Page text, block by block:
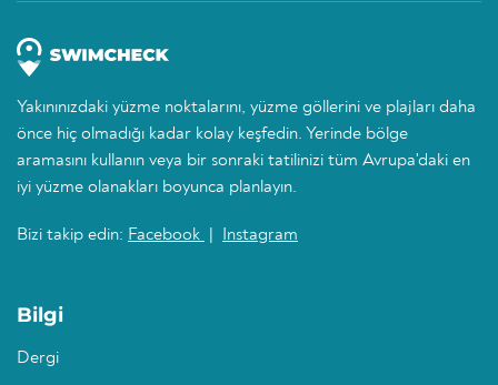
Yakınınızdaki yüzme noktalarını, yüzme göllerini ve plajları daha
önce hiç olmadığı kadar kolay keşfedin. Yerinde bölge
aramasını kullanın veya bir sonraki tatilinizi tüm Avrupa'daki en
iyi yüzme olanakları boyunca planlayın.
Bizi takip edin: Facebook Instagram
Bilgi
Dergi